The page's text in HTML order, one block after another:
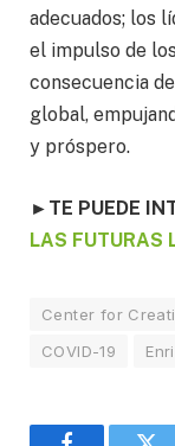
adecuados; los
el impulso de
consecuencia
global,
y próspero.
► TE PUEDE
LAS FUTURAS
Center for
COVID-19